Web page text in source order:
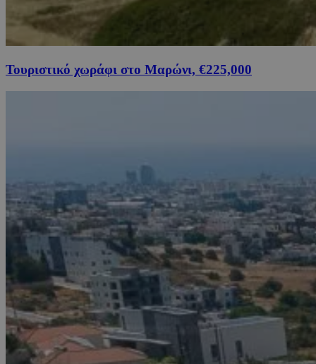
Τουριστικό χωράφι στο Μαρώνι, €225,000